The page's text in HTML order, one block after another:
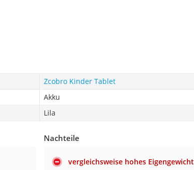
Zcobro Kinder Tablet
Akku
Lila
Nachteile
vergleichsweise hohes Eigengewicht